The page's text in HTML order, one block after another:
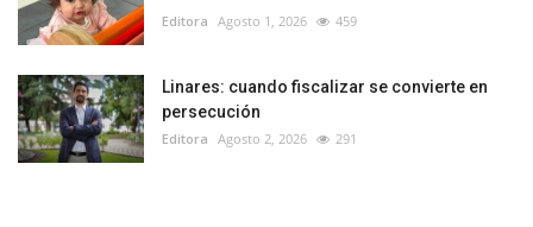
Editora Agosto 1, 2026 459
Linares: cuando fiscalizar se convierte en
persecución
Editora Agosto 2, 2026 291